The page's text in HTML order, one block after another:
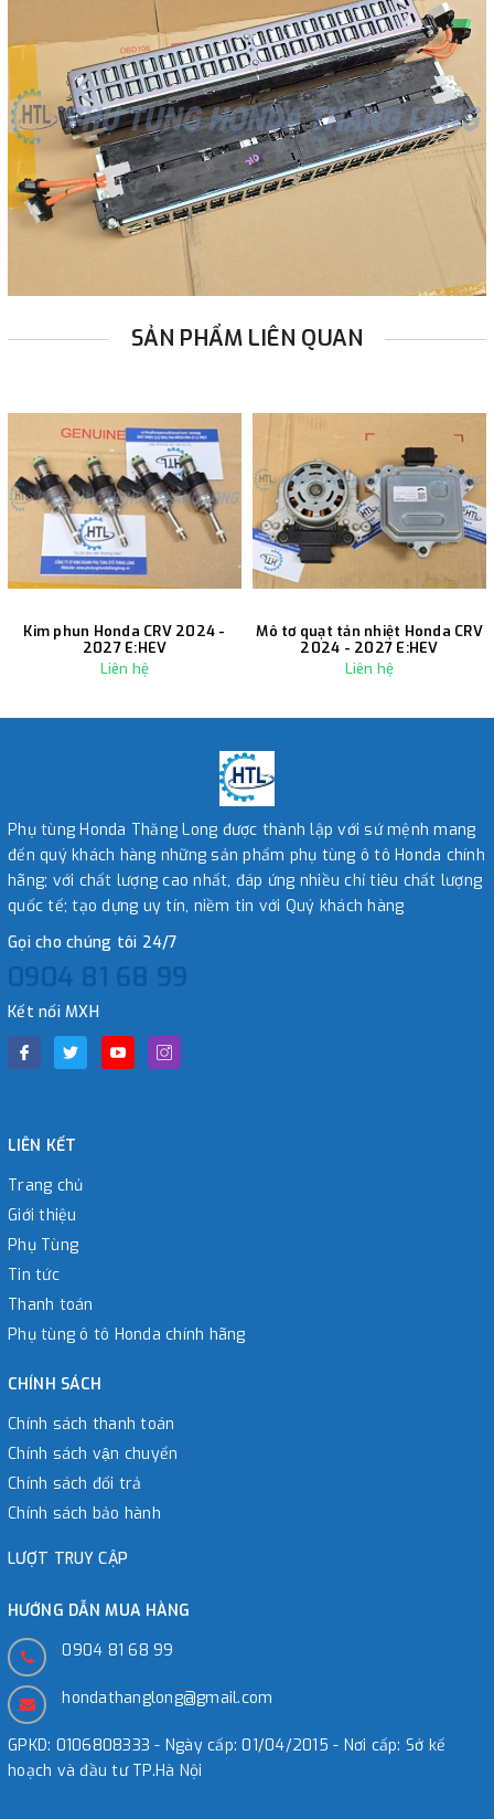
SẢN PHẨM LIÊN QUAN
Kim phun Honda CRV 2024 -
2027 E:HEV
Liên hệ
Mô tơ quạt tản nhiệt Honda CRV
2024 - 2027 E:HEV
Liên hệ
Phụ tùng Honda Thăng Long được thành lập với sứ mệnh mang
đến quý khách hàng những sản phẩm phụ tùng ô tô Honda chính
hãng; với chất lượng cao nhất, đáp ứng nhiều chỉ tiêu chất lượng
quốc tế; tạo dựng uy tín, niềm tin với Quý khách hàng
Gọi cho chúng tôi 24/7
0904 81 68 99
Kết nối MXH
LIÊN KẾT
Trang chủ
Giới thiệu
Phụ Tùng
Tin tức
Thanh toán
Phụ tùng ô tô Honda chính hãng
CHÍNH SÁCH
Chính sách thanh toán
Chính sách vận chuyển
Chính sách đổi trả
Chính sách bảo hành
LƯỢT TRUY CẬP
HƯỚNG DẪN MUA HÀNG
0904 81 68 99
hondathanglong@gmail.com
GPKD: 0106808333 - Ngày cấp: 01/04/2015 - Nơi cấp: Sở kế
hoạch và đầu tư TP.Hà Nội